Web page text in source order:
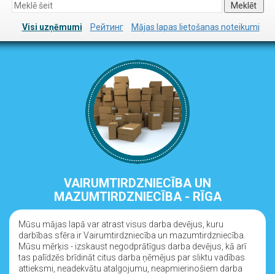
Meklēt
Visi uzņēmumi Рейтинг Mājas lapas lietošanas noteikumi
VAIRUMTIRDZNIECĪBA UN
MAZUMTIRDZNIECĪBA - RĪGA
Mūsu mājas lapā var atrast visus darba devējus, kuru
darbības sfēra ir Vairumtirdzniecība un mazumtirdzniecība.
Mūsu mērķis - izskaust negodprātīgus darba devējus, kā arī
tas palīdzēs brīdināt citus darba ņēmējus par sliktu vadības
attieksmi, neadekvātu atalgojumu, neapmierinošiem darba